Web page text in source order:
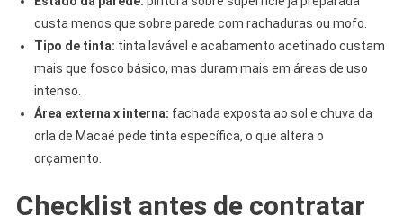
custa menos que sobre parede com rachaduras ou mofo.
Tipo de tinta: tinta lavável e acabamento acetinado custam
mais que fosco básico, mas duram mais em áreas de uso
intenso.
Área externa x interna: fachada exposta ao sol e chuva da
orla de Macaé pede tinta específica, o que altera o
orçamento.
Checklist antes de contratar